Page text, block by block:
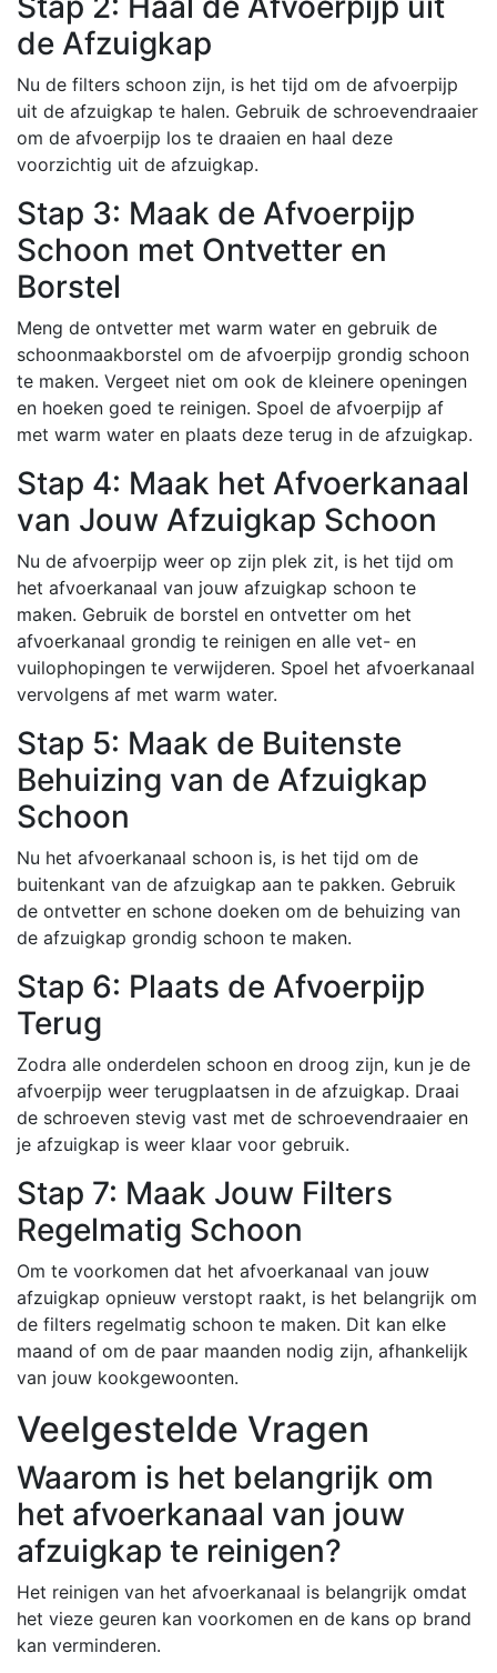
de Afzuigkap
Nu de filters schoon zijn, is het tijd om de afvoerpijp
uit de afzuigkap te halen. Gebruik de schroevendraaier
om de afvoerpijp los te draaien en haal deze
voorzichtig uit de afzuigkap.
Stap 3: Maak de Afvoerpijp
Schoon met Ontvetter en
Borstel
Meng de ontvetter met warm water en gebruik de
schoonmaakborstel om de afvoerpijp grondig schoon
te maken. Vergeet niet om ook de kleinere openingen
en hoeken goed te reinigen. Spoel de afvoerpijp af
met warm water en plaats deze terug in de afzuigkap.
Stap 4: Maak het Afvoerkanaal
van Jouw Afzuigkap Schoon
Nu de afvoerpijp weer op zijn plek zit, is het tijd om
het afvoerkanaal van jouw afzuigkap schoon te
maken. Gebruik de borstel en ontvetter om het
afvoerkanaal grondig te reinigen en alle vet- en
vuilophopingen te verwijderen. Spoel het afvoerkanaal
vervolgens af met warm water.
Stap 5: Maak de Buitenste
Behuizing van de Afzuigkap
Schoon
Nu het afvoerkanaal schoon is, is het tijd om de
buitenkant van de afzuigkap aan te pakken. Gebruik
de ontvetter en schone doeken om de behuizing van
de afzuigkap grondig schoon te maken.
Stap 6: Plaats de Afvoerpijp
Terug
Zodra alle onderdelen schoon en droog zijn, kun je de
afvoerpijp weer terugplaatsen in de afzuigkap. Draai
de schroeven stevig vast met de schroevendraaier en
je afzuigkap is weer klaar voor gebruik.
Stap 7: Maak Jouw Filters
Regelmatig Schoon
Om te voorkomen dat het afvoerkanaal van jouw
afzuigkap opnieuw verstopt raakt, is het belangrijk om
de filters regelmatig schoon te maken. Dit kan elke
maand of om de paar maanden nodig zijn, afhankelijk
van jouw kookgewoonten.
Veelgestelde Vragen
Waarom is het belangrijk om
het afvoerkanaal van jouw
afzuigkap te reinigen?
Het reinigen van het afvoerkanaal is belangrijk omdat
het vieze geuren kan voorkomen en de kans op brand
kan verminderen.